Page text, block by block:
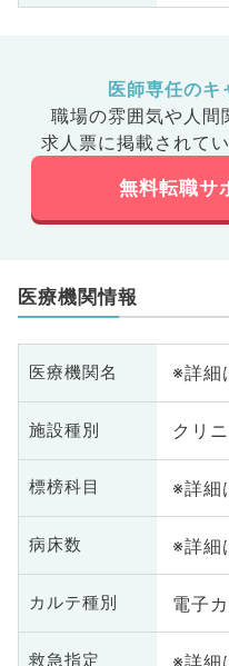
医師専任のキ
職場の雰囲気や人間
求人票に掲載されて
無料転職サ
医療機関情報
医療機関名 ※詳細
施設種別 クリ
標榜科目 ※詳細
病床数 ※詳細
カルテ種別 電子
救急指定 ※詳細